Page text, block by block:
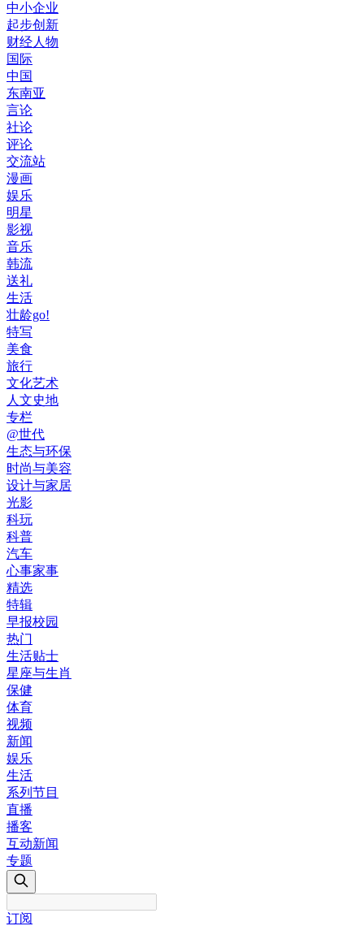
中小企业
起步创新
财经人物
国际
中国
东南亚
言论
社论
评论
交流站
漫画
娱乐
明星
影视
音乐
韩流
送礼
生活
壮龄go!
特写
美食
旅行
文化艺术
人文史地
专栏
@世代
生态与环保
时尚与美容
设计与家居
光影
科玩
科普
汽车
心事家事
精选
特辑
早报校园
热门
生活贴士
星座与生肖
保健
体育
视频
新闻
娱乐
生活
系列节目
直播
播客
互动新闻
专题
订阅